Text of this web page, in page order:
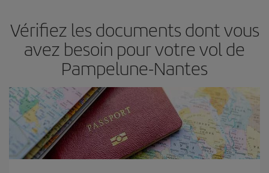
Vérifiez les documents dont vous
avez besoin pour votre vol de
Pampelune-Nantes